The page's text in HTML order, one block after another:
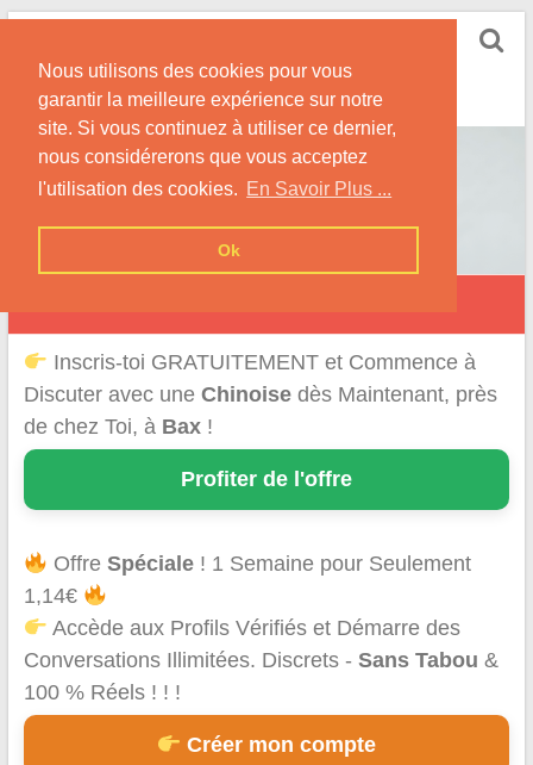
Nous utilisons des cookies pour vous
garantir la meilleure expérience sur notre
site. Si vous continuez à utiliser ce dernier,
nous considérerons que vous acceptez
l'utilisation des cookies. En Savoir Plus ...
Ok
Skip
content
Nos Conseils pour Rencontrer Une Femme
Originaire de Chine !
Inscris-toi GRATUITEMENT et Commence à
Discuter avec une Chinoisedès Maintenant, près
de chez Toi, à Bax!
Profiter de l'offre
OffreSpéciale ! 1 Semaine pour Seulement
1,14€
Accède aux Profils Vérifiés et Démarre des
Conversations Illimitées. Discrets - Sans Tabou &
100 % Réels ! ! !
Créer mon compte